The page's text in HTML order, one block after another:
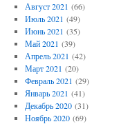
Август 2021 (66)
Июль 2021 (49)
Июнь 2021 (35)
Май 2021 (39)
Апрель 2021 (42)
Март 2021 (20)
Февраль 2021 (29)
Январь 2021 (41)
Декабрь 2020(31)
Ноябрь 2020(69)